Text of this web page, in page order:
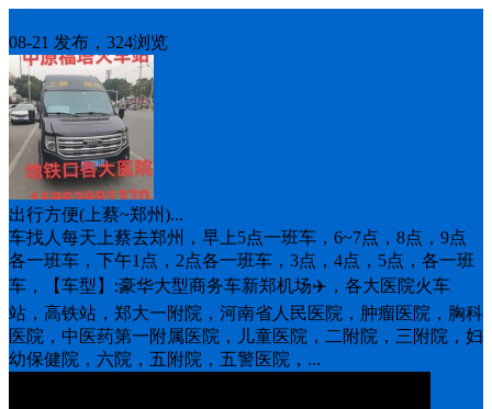
08-21 发布，324浏览
出行方便(上蔡~郑州)...
车找人每天上蔡去郑州，早上5点一班车，6~7点，8点，9点
各一班车，下午1点，2点各一班车，3点，4点，5点，各一班
车，【车型】:豪华大型商务车新郑机场✈️，各大医院火车
站，高铁站，郑大一附院，河南省人民医院，肿瘤医院，胸科
医院，中医药第一附属医院，儿童医院，二附院，三附院，妇
幼保健院，六院，五附院，五警医院，...